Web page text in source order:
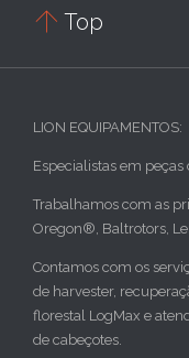
 Top
LION EQUIPAMENTOS:
Especialistas em
Trabalhamos com as
Oregon®, Baltrotors,
Contamos com os
de harvester,
florestal LogMax e
de cabeçotes.